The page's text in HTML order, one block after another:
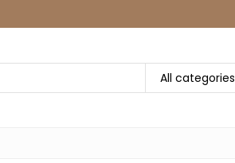
All categories